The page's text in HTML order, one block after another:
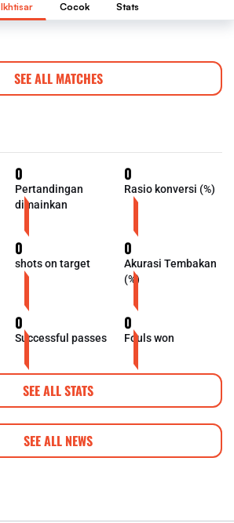
Ikhtisar Cocok Stats
SEE ALL MATCHES
0
Pertandingan
dimainkan
0
Rasio konversi (%)
0
shots on target
0
Akurasi Tembakan
(%)
0
Successful passes
0
Fouls won
SEE ALL STATS
SEE ALL NEWS